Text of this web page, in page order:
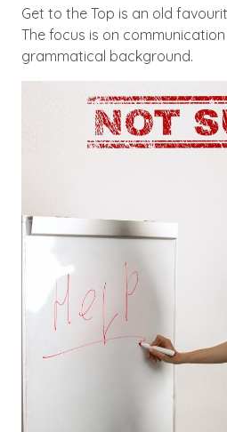
Get to the Top is an old
The focus is on
grammatical background.